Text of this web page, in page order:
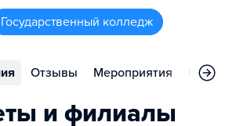
Государственный колледж
Отзывы Мероприятия
и филиалы